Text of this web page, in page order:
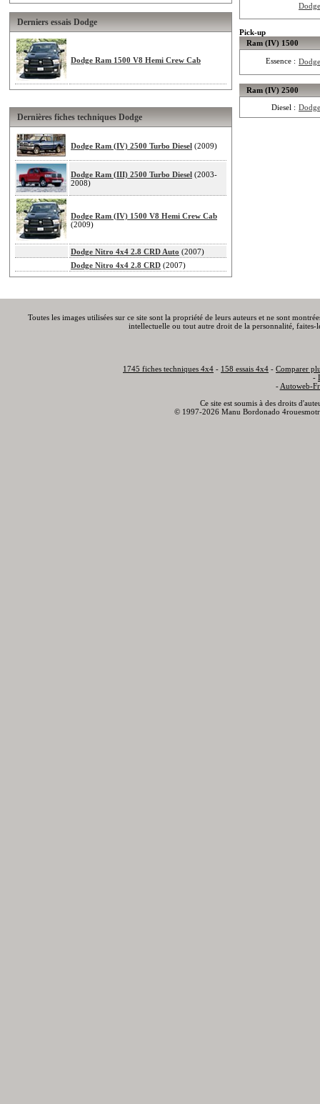
Derniers essais Dodge
Dodge Ram 1500 V8 Hemi Crew Cab
Dernières fiches techniques Dodge
Dodge Ram (IV) 2500 Turbo Diesel (2009)
Dodge Ram (III) 2500 Turbo Diesel (2003-
2008)
Dodge Ram (IV) 1500 V8 Hemi Crew Cab
(2009)
Dodge Nitro 4x4 2.8 CRD Auto (2007)
Dodge Nitro 4x4 2.8 CRD (2007)
Pick-up
Ram (IV) 1500
Essence :
Ram (IV) 2500
Diesel :
Toutes les images utilisées sur ce site sont la propriété de leurs auteurs et ne sont
intellectuelle ou tout autre droit de la personnalité,
1745 fiches techniques 4x4 - 158 essais 4x4 - Comparer
-
- Autoweb-
Ce site est soumis à des droits
© 1997-2026 Manu Bordonado